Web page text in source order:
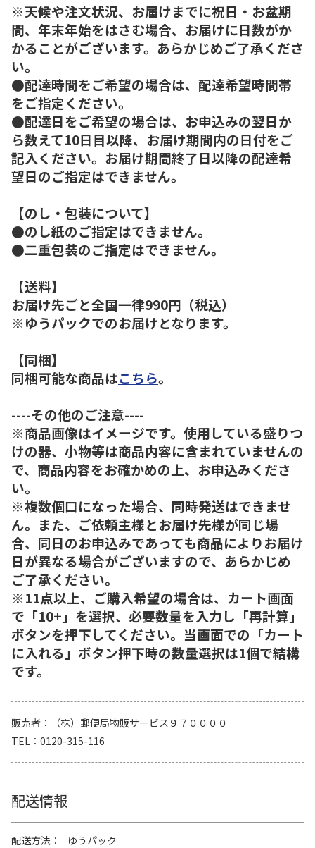
※天候や注文状況、お届けまでに祝日・お盆期
間、年末年始をはさむ場合、お届けに日数がか
かることがございます。あらかじめご了承くださ
い。
●配達時間をご希望の場合は、配達希望時間帯
をご指定ください。
●配達日をご希望の場合は、お申込みの翌日か
ら数えて10日目以降、お届け期間内の日付をご
記入ください。お届け期間終了日以降の配達希
望日のご指定はできません。
【のし・包装について】
●のし紙のご指定はできません。
●二重包装のご指定はできません。
【送料】
お届け先ごと全国一律990円（税込）
※ゆうパックでのお届けとなります。
【同梱】
同梱可能な商品はこちら。
----その他のご注意----
※商品画像はイメージです。使用している盛りつ
けの器、小物等は商品内容に含まれていませんの
で、商品内容をお確かめの上、お申込みくださ
い。
※複数個口になった場合、同時発送はできませ
ん。また、ご依頼主様とお届け先様が同じ場
合、同日のお申込みであっても商品によりお届け
日が異なる場合がございますので、あらかじめ
ご了承ください。
※11点以上、ご購入希望の場合は、カート画面
で「10+」を選択、必要数量を入力し「再計算」
ボタンを押下してください。当画面での「カート
に入れる」ボタン押下時の数量選択は1個で結構
です。
販売者
（株）郵便局物販サービス９７００００
TEL
0120-315-116
配送情報
配送方法
ゆうパック